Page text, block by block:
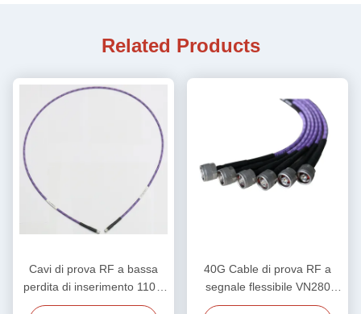
Related Products
Cavi di prova RF a bassa
perdita di inserimento 110G
per laboratorio
40G Cable di prova RF a
segnale flessibile VN280
Stabilità di fase elevata